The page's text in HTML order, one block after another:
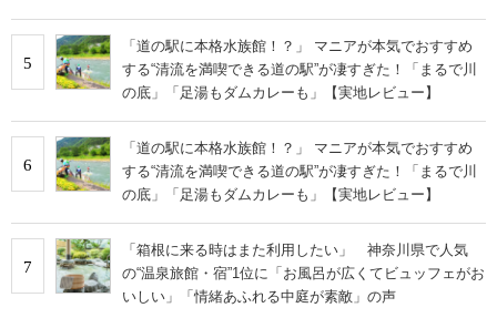
5
「道の駅に本格水族館！？」 マニアが本気でおすすめ
する“清流を満喫できる道の駅”が凄すぎた！「まるで川
の底」「足湯もダムカレーも」【実地レビュー】
6
「道の駅に本格水族館！？」 マニアが本気でおすすめ
する“清流を満喫できる道の駅”が凄すぎた！「まるで川
の底」「足湯もダムカレーも」【実地レビュー】
7
「箱根に来る時はまた利用したい」 神奈川県で人気
の“温泉旅館・宿”1位に「お風呂が広くてビュッフェがお
いしい」「情緒あふれる中庭が素敵」の声